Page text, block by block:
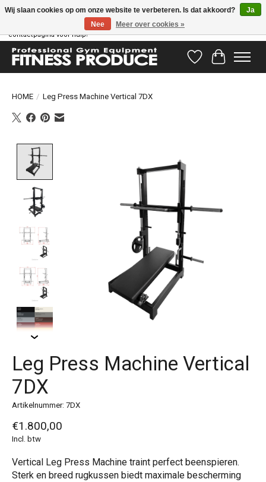
Vragen hebben? Ons supportteam staat klaar om u te helpen! Bezoek onze
contactpagina voor hulp!
Verlanglijst
HOME / Leg Press Machine Vertical 7DX
Leg Press Machine Vertical
7DX
Artikelnummer: 7DX
€1.800,00
Incl. btw
Vertical Leg Press Machine traint perfect beenspieren.
Sterk en breed rugkussen biedt maximale bescherming
Wij slaan cookies op om onze website te verbeteren. Is dat akkoord?
Ja
Nee
Meer over cookies »